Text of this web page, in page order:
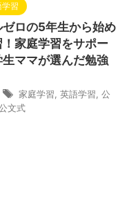
習
ロの5年生から始め
家庭学習をサポー
生ママが選んだ勉強
家庭学習 英語学習 公
文式